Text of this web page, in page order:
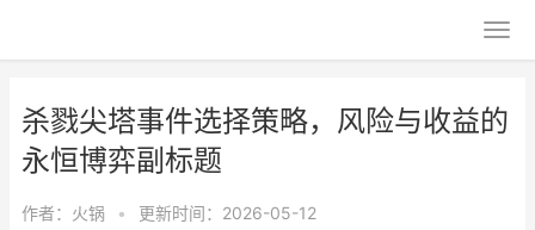
杀戮尖塔事件选择策略，风险与收益的
永恒博弈副标题
作者： 火锅 • 更新时间：2026-05-12